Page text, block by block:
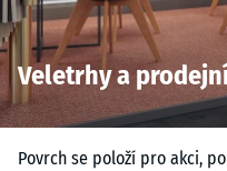
Veletrhy a
Povrch se položí pro akci,